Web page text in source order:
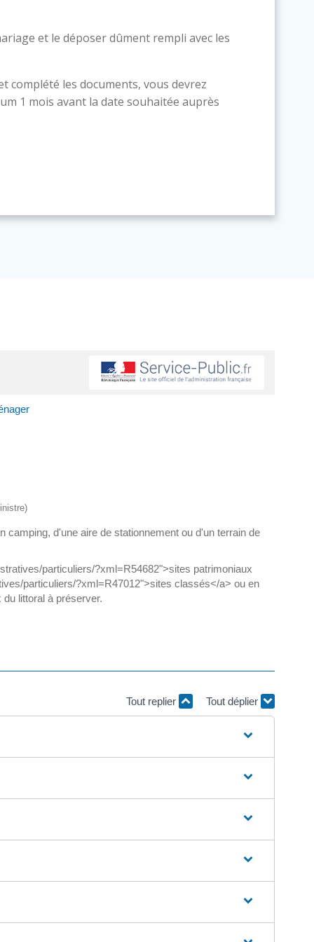
et le déposer dûment rempli avec les
complété les documents, vous devrez
1 mois avant la date souhaitée auprès
d'une aire de stationnement ou d'un terrain de
particuliers/?xml=R54682">sites patrimoniaux
particuliers/?xml=R47012">sites classés</a> ou en
littoral à préserver.
Tout replier Tout déplier